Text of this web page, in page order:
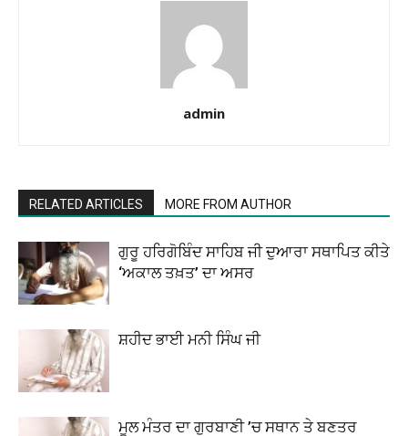
admin
RELATED ARTICLES MORE FROM AUTHOR
ਗੁਰੂ ਹਰਿਗੋਬਿੰਦ ਸਾਹਿਬ ਜੀ ਦੁਆਰਾ ਸਥਾਪਿਤ ਕੀਤੇ
‘ਅਕਾਲ ਤਖ਼ਤ’ ਦਾ ਅਸਰ
ਸ਼ਹੀਦ ਭਾਈ ਮਨੀ ਸਿੰਘ ਜੀ
ਮੂਲ ਮੰਤਰ ਦਾ ਗੁਰਬਾਣੀ ’ਚ ਸਥਾਨ ਤੇ ਬਣਤਰ